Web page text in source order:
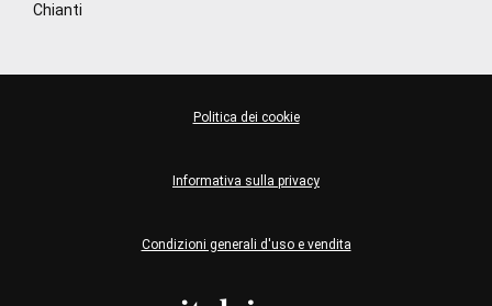
Chianti
Condizioni generali d'uso e vendita
Informativa sulla privacy
Politica dei cookie